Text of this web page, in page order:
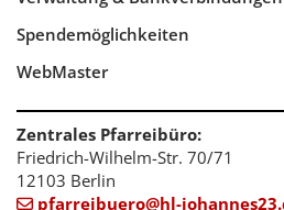
Spendemöglichkeiten
WebMaster
Zentrales Pfarreibüro:
Friedrich-Wilhelm-Str. 70/71
12103 Berlin
 pfarreibuero@hl-